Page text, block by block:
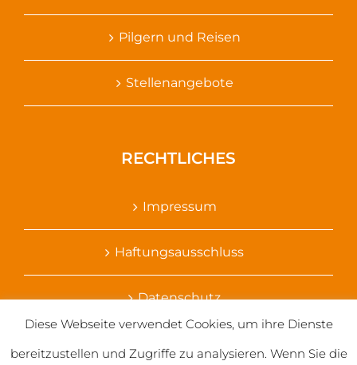
Pilgern und Reisen
Stellenangebote
RECHTLICHES
Impressum
Haftungsausschluss
Datenschutz
Diese Webseite verwendet Cookies, um ihre Dienste
bereitzustellen und Zugriffe zu analysieren. Wenn Sie die